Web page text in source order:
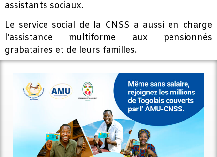
assistants sociaux.
Le service social de la CNSS a aussi en charge
l’assistance multiforme aux pensionnés
grabataires et de leurs familles.